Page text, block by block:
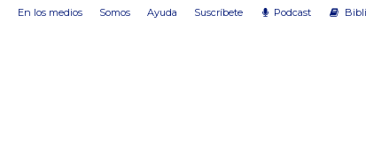
En los medios Somos Ayuda Suscríbete Podcast